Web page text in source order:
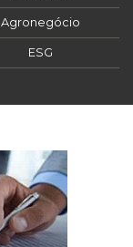
Agronegócio
ESG